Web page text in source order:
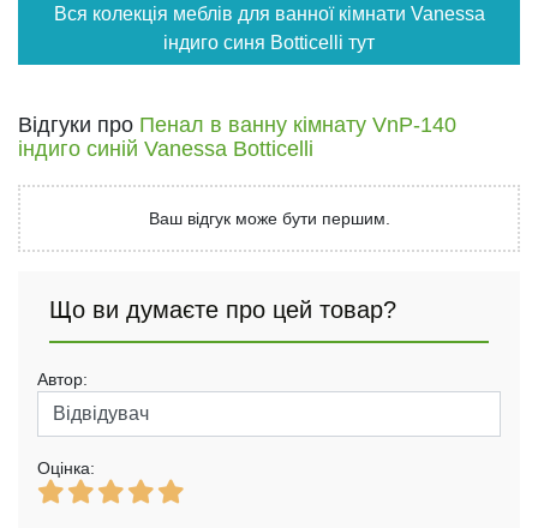
Вся колекція меблів для ванної кімнати Vanessa
індиго синя Botticelli тут
Відгуки про Пенал в ванну кімнату VnP-140
індиго синій Vanessa Botticelli
Ваш відгук може бути першим.
Що ви думаєте про цей товар?
Автор:
Оцінка: